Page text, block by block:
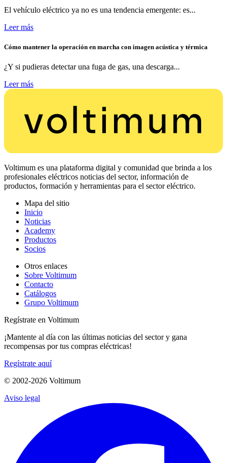
El vehículo eléctrico ya no es una tendencia emergente: es...
Leer más
Cómo mantener la operación en marcha con imagen acústica y térmica
¿Y si pudieras detectar una fuga de gas, una descarga...
Leer más
Voltimum es una plataforma digital y comunidad que brinda a los
profesionales eléctricos noticias del sector, información de
productos, formación y herramientas para el sector eléctrico.
Mapa del sitio
Inicio
Noticias
Academy
Productos
Socios
Otros enlaces
Sobre Voltimum
Contacto
Catálogos
Grupo Voltimum
Regístrate en Voltimum
¡Mantente al día con las últimas noticias del sector y gana
recompensas por tus compras eléctricas!
Regístrate aquí
© 2002-2026 Voltimum
Aviso legal